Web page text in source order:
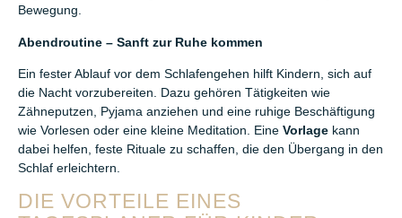
Bewegung.
Abendroutine – Sanft zur Ruhe kommen
Ein fester Ablauf vor dem Schlafengehen hilft Kindern, sich auf
die Nacht vorzubereiten. Dazu gehören Tätigkeiten wie
Zähneputzen, Pyjama anziehen und eine ruhige Beschäftigung
wie Vorlesen oder eine kleine Meditation. Eine Vorlage kann
dabei helfen, feste Rituale zu schaffen, die den Übergang in den
Schlaf erleichtern.
DIE VORTEILE EINES